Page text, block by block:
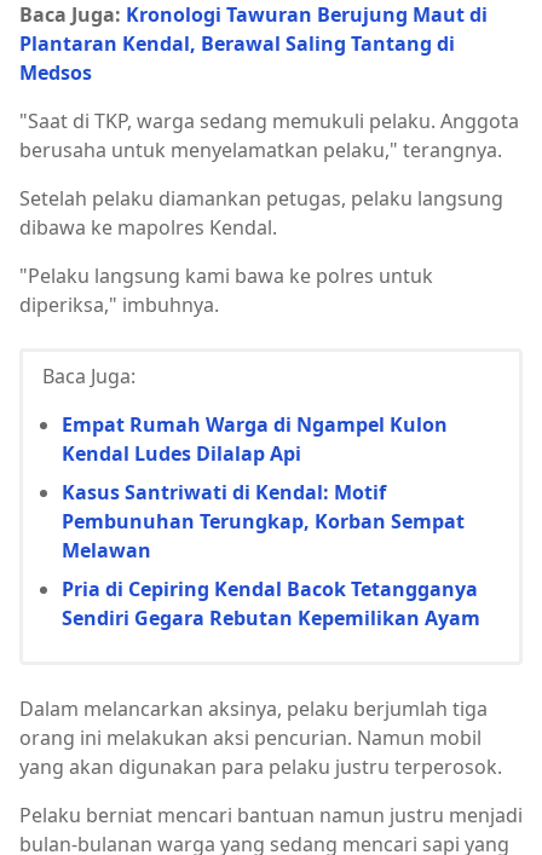
Baca Juga: Kronologi Tawuran Berujung Maut di
Plantaran Kendal, Berawal Saling Tantang di
Medsos
"Saat di TKP, warga sedang memukuli pelaku. Anggota
berusaha untuk menyelamatkan pelaku," terangnya.
Setelah pelaku diamankan petugas, pelaku langsung
dibawa ke mapolres Kendal.
"Pelaku langsung kami bawa ke polres untuk
diperiksa," imbuhnya.
Baca Juga:
Empat Rumah Warga di Ngampel Kulon
Kendal Ludes Dilalap Api
Kasus Santriwati di Kendal: Motif
Pembunuhan Terungkap, Korban Sempat
Melawan
Pria di Cepiring Kendal Bacok Tetangganya
Sendiri Gegara Rebutan Kepemilikan Ayam
Dalam melancarkan aksinya, pelaku berjumlah tiga
orang ini melakukan aksi pencurian. Namun mobil
yang akan digunakan para pelaku justru terperosok.
Pelaku berniat mencari bantuan namun justru menjadi
bulan-bulanan warga yang sedang mencari sapi yang